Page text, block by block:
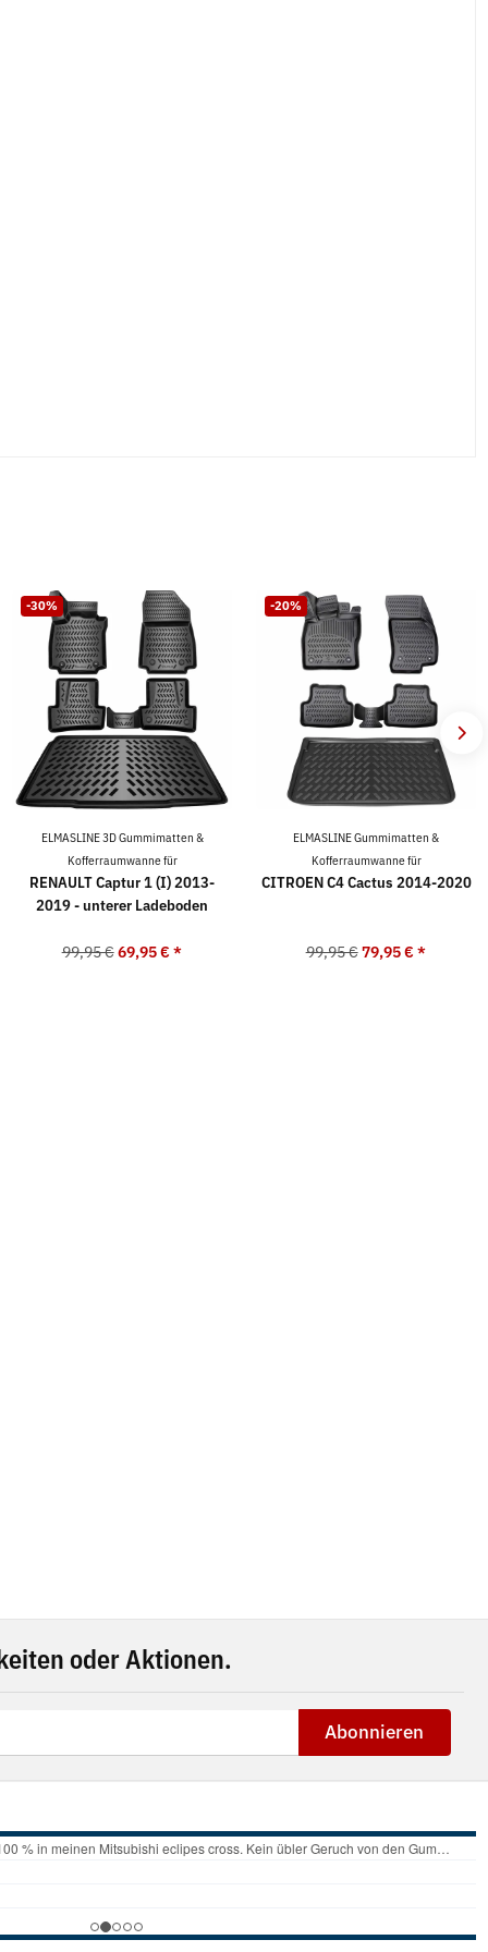
-30%
ELMASLINE 3D Gummimatten &
Kofferraumwanne für
RENAULT Captur 1 (I) 2013-
2019 - unterer Ladeboden
99,95 € 69,95 €*
-20%
ELMASLINE Gummimatten &
Kofferraumwanne für
CITROEN C4 Cactus 2014-2020
99,95 € 79,95 €*
oder Aktionen.
Abonnieren